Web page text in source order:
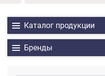
Каталог продукции
Бренды